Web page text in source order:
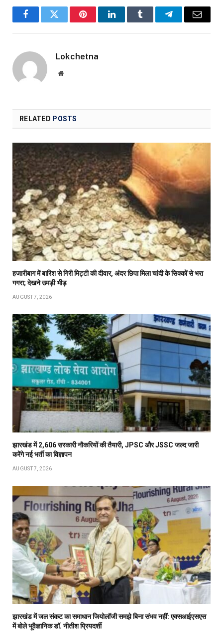
FacebookTwitter PinterestLinkedInTumblr TelegramEmail
Lokchetna
Website
RELATED POSTS
हजारीबाग में बारिश से गिरी मिट्टी की दीवार, अंदर छिपा मिला चांदी के सिक्कों से भरा
गगरा; देखने उमड़ी भीड़
AUGUST 7, 2026
झारखंड में 2,606 सरकारी नौकरियों की तैयारी, JPSC और JSSC जल्द जारी
करेंगे नई भर्ती का विज्ञापन
AUGUST 7, 2026
झारखंड में जल संकट का समाधान जियोलॉजी समझे बिना संभव नहीं: एक्सआईएसएस
में बोले भूवैज्ञानिक डॉ. नीतीश प्रियदर्शी